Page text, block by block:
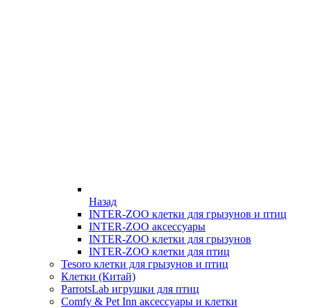
Назад
INTER-ZOO клетки для грызунов и птиц
INTER-ZOO аксессуары
INTER-ZOO клетки для грызунов
INTER-ZOO клетки для птиц
Tesoro клетки для грызунов и птиц
Клетки (Китай)
ParrotsLab игрушки для птиц
Comfy & Pet Inn аксессуары и клетки